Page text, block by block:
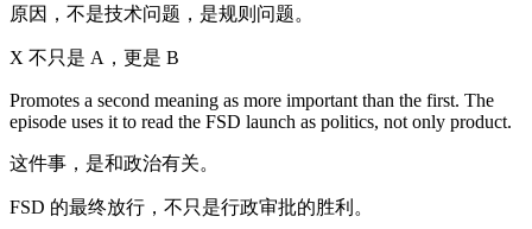
原因，不是技术问题，是规则问题。
X 不只是 A，更是 B
Promotes a second meaning as more important than the first. The
episode uses it to read the FSD launch as politics, not only product.
这件事，是和政治有关。
FSD 的最终放行，不只是行政审批的胜利。